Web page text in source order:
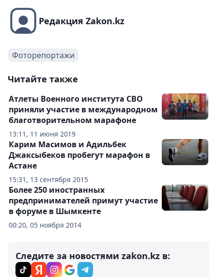
Редакция Zakon.kz
Фоторепортажи
Читайте также
13:11, 11 июня 2019
Атлеты Военного института СВО
приняли участие в международном
благотворительном марафоне
15:31, 13 сентября 2015
Карим Масимов и Адильбек
Джаксыбеков пробегут марафон в
Астане
00:20, 05 ноября 2014
Более 250 иностранных
предпринимателей примут участие
в форуме в Шымкенте
Следите за новостями zakon.kz в: